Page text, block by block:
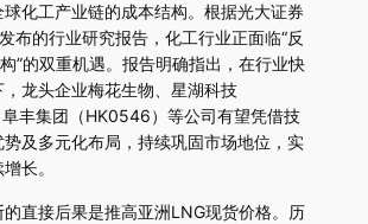
化工产业链的成本结构。根据光大证券
布的行业研究报告，化工行业正面临“反
”的双重机遇。报告明确指出，在行业快
龙头企业梅花生物、星湖科技
丰集团（HK0546）等公司有望凭借技
及多元化布局，持续巩固市场地位，实
长。
直接后果是推高亚洲LNG现货价格。历